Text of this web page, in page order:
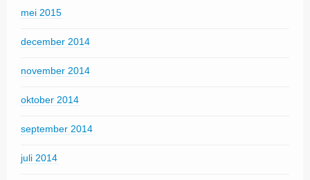
mei 2015
december 2014
november 2014
oktober 2014
september 2014
juli 2014